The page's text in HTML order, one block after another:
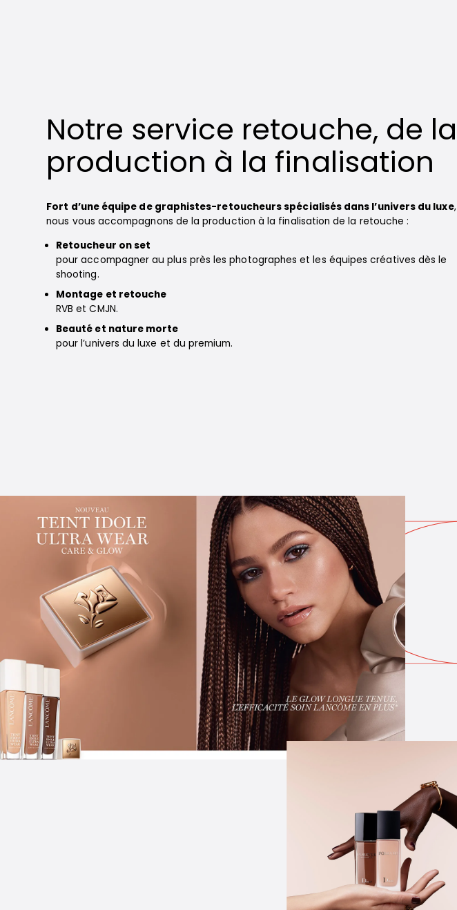
Notre service retouche, de la
production à la finalisation
Fort d’une équipe de graphistes-retoucheurs spécialisés dans l’univers du luxe,
nous vous accompagnons de la production à la finalisation de la retouche :
Retoucheur on set
pour accompagner au plus près les photographes et les équipes créatives dès le
shooting.
Montage et retouche
RVB et CMJN.
Beauté et nature morte
pour l’univers du luxe et du premium.